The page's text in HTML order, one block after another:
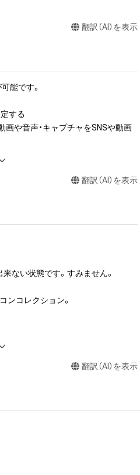
翻訳（AI）を表示
能です。
する
画や音声・キャプチャをSNSや動画
ジカードを制作し友達に送る
財産権(それらの権利を取得し、又は
作隣接権の権利者またはその管理委
る創作物にかかる知的財産権を有
隣接権の権利者またはその管理委託
、上記の「本アイテムの保有者が有
ースエンジニアリングを含みますが、
翻訳（AI）を表示
ない状態です。すみません。
ンコレクション。
翻訳（AI）を表示